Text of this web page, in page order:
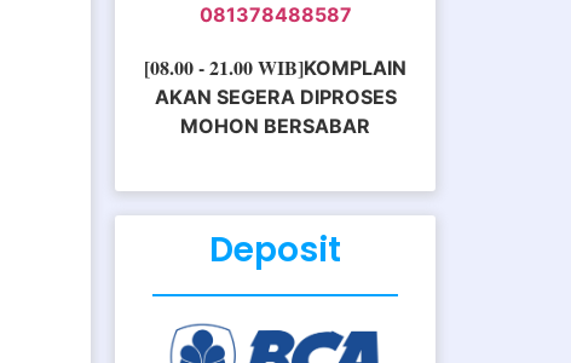
081378488587
[08.00 - 21.00 WIB]KOMPLAIN
AKAN SEGERA DIPROSES
MOHON BERSABAR
Deposit